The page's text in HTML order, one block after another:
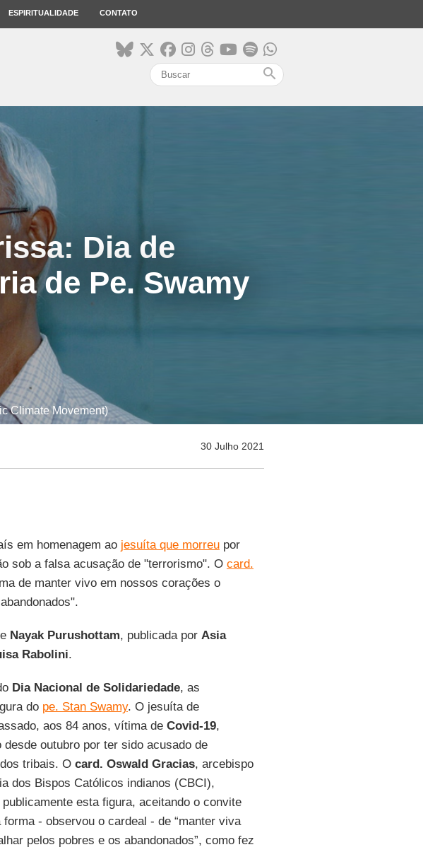
ESPIRITUALIDADE CONTATO
search
Dia de
de Pe. Swamy
Climate Movement)
30 Julho 2021
em homenagem ao jesuíta que morreupor
sob a falsa acusação de "terrorismo". O card.
de manter vivo em nossos corações o
Nayak Purushottam, publicada por Asia
Rabolini.
Dia Nacional de Solidariedade, as
do pe. Stan Swamy. O jesuíta de
aos 84 anos, vítima de Covid-19,
outubro por ter sido acusado de
tribais. O card. Oswald Gracias, arcebispo
dos Bispos Católicos indianos (CBCI),
esta figura, aceitando o convite
- observou o cardeal - de “manter viva
pelos pobres e os abandonados”, como fez